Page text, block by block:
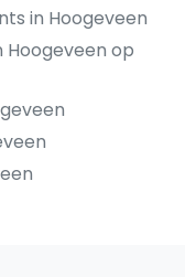
in Hoogeveen
Hoogeveen op